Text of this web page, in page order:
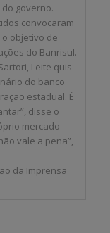
governo.
convocaram
objetivo de
do Banrisul.
Leite quis
do banco
estadual. É
disse o
mercado
vale a pena”,
da Imprensa